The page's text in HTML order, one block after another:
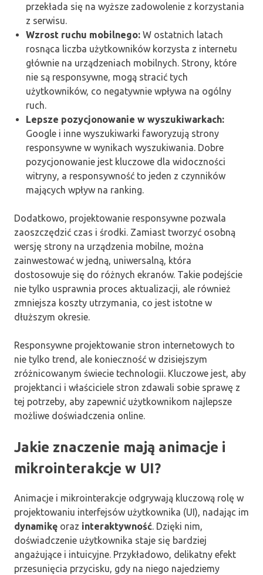
przekłada się na wyższe zadowolenie z korzystania
z serwisu.
Wzrost ruchu mobilnego: W ostatnich latach
rosnąca liczba użytkowników korzysta z internetu
głównie na urządzeniach mobilnych. Strony, które
nie są responsywne, mogą stracić tych
użytkowników, co negatywnie wpływa na ogólny
ruch.
Lepsze pozycjonowanie w wyszukiwarkach:
Google i inne wyszukiwarki faworyzują strony
responsywne w wynikach wyszukiwania. Dobre
pozycjonowanie jest kluczowe dla widoczności
witryny, a responsywność to jeden z czynników
mających wpływ na ranking.
Dodatkowo, projektowanie responsywne pozwala
zaoszczędzić czas i środki. Zamiast tworzyć osobną
wersję strony na urządzenia mobilne, można
zainwestować w jedną, uniwersalną, która
dostosowuje się do różnych ekranów. Takie podejście
nie tylko usprawnia proces aktualizacji, ale również
zmniejsza koszty utrzymania, co jest istotne w
dłuższym okresie.
Responsywne projektowanie stron internetowych to
nie tylko trend, ale konieczność w dzisiejszym
zróżnicowanym świecie technologii. Kluczowe jest, aby
projektanci i właściciele stron zdawali sobie sprawę z
tej potrzeby, aby zapewnić użytkownikom najlepsze
możliwe doświadczenia online.
Jakie znaczenie mają animacje i
mikrointerakcje w UI?
Animacje i mikrointerakcje odgrywają kluczową rolę w
projektowaniu interfejsów użytkownika (UI), nadając im
dynamikę oraz interaktywność. Dzięki nim,
doświadczenie użytkownika staje się bardziej
angażujące i intuicyjne. Przykładowo, delikatny efekt
przesunięcia przycisku, gdy na niego najedziemy